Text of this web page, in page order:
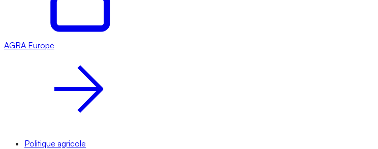
AGRA Europe
Politique agricole